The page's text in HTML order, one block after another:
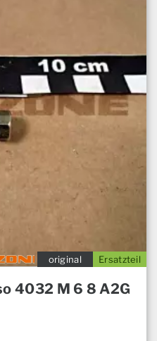
Ersatzteil
original
4032 M 6 8 A2G